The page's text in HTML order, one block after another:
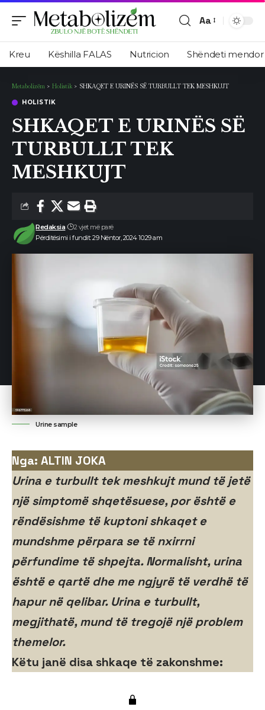
Ndryshimi
i
madhësisë
shkronjave
Aa
Kreu Këshilla FALAS Nutricion Shëndeti mendor
Metabolizëm > Holistik > SHKAQET E URINËS SË TURBULLT TEK MESHKUJT
HOLISTIK
SHKAQET E URINËS SË
TURBULLT TEK
MESHKUJT
Përditësimi i fundit: 29 Nëntor, 2024 10:29 am
Redaksia 2 vjet më parë
Urine sample
Nga: ALTIN JOKA
Urina e turbullt tek meshkujt mund të jetë
një simptomë shqetësuese, por është e
rëndësishme të kuptoni shkaqet e
mundshme përpara se të nxirrni
përfundime të shpejta. Normalisht, urina
është e qartë dhe me ngjyrë të verdhë të
hapur në qelibar. Urina e turbullt,
megjithatë, mund të tregojë një problem
themelor.
Këtu janë disa shkaqe të zakonshme: